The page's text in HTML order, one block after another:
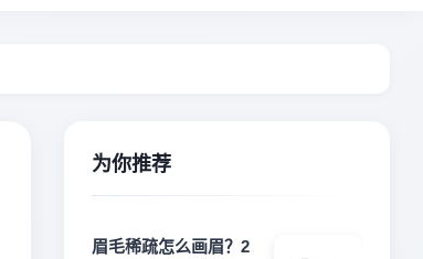
为你推荐
眉毛稀疏怎么画眉？2